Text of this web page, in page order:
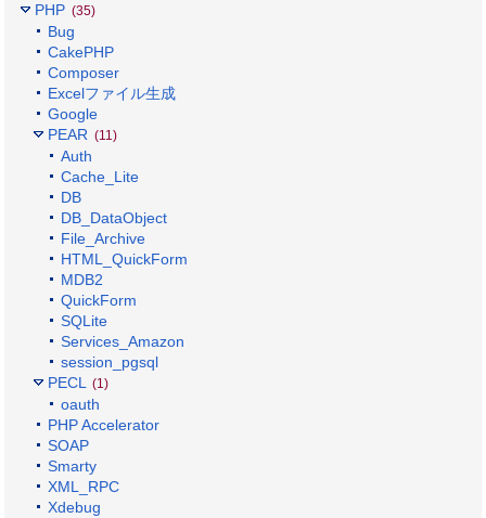
PHP (35)
Bug
CakePHP
Composer
Excelファイル生成
Google
PEAR (11)
Auth
Cache_Lite
DB
DB_DataObject
File_Archive
HTML_QuickForm
MDB2
QuickForm
SQLite
Services_Amazon
session_pgsql
PECL
(1)
oauth
PHP Accelerator
SOAP
Smarty
XML_RPC
Xdebug